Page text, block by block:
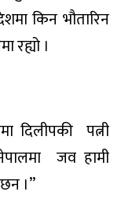
किन भौतारिन
रह्यो ।
दिलीपकी पत्नी
जव हामी
।”